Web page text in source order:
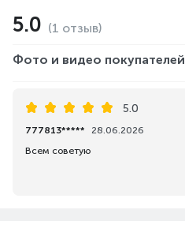
5.0 (1 отзыв)
Фото и видео покупателей
5.0
777813*****
28.06.2026
Всем советую